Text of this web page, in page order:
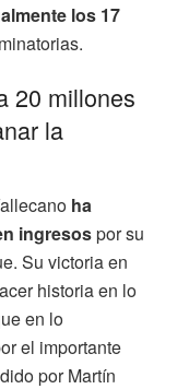
los 17
20 millones
la
ha
ingresospor su
Su victoria en
historia en lo
en lo
el importante
por Martín